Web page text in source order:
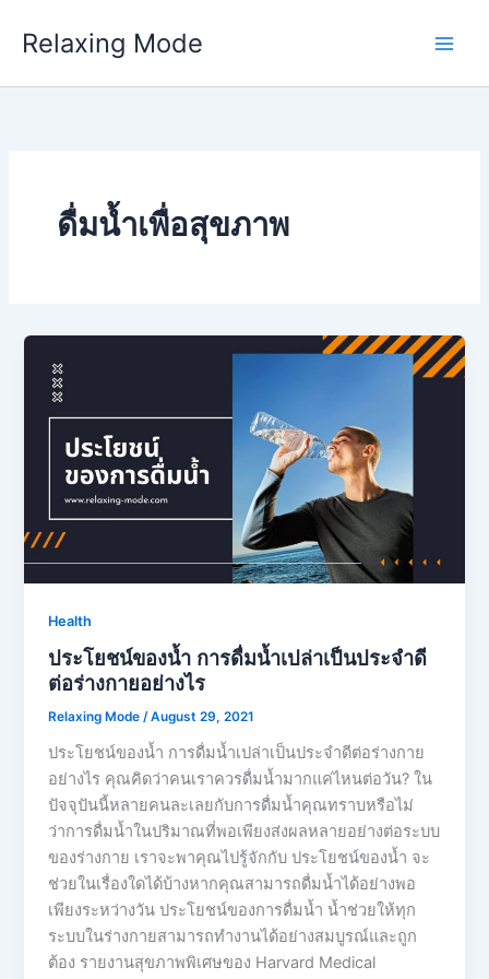
Relaxing Mode
ดื่มน้ำเพื่อสุขภาพ
Health
ประโยชน์ของน้ำ การดื่มน้ำเปล่าเป็นประจำดี
ต่อร่างกายอย่างไร
Relaxing Mode/August 29, 2021
ประโยชน์ของน้ำ การดื่มน้ำเปล่าเป็นประจำดีต่อร่างกาย
อย่างไร คุณคิดว่าคนเราควรดื่มน้ำมากแค่ไหนต่อวัน? ใน
ปัจจุปันนี้หลายคนละเลยกับการดื่มน้ำคุณทราบหรือไม่
ว่าการดื่มน้ำในปริมาณที่พอเพียงส่งผลหลายอย่างต่อระบบ
ของร่างกาย เราจะพาคุณไปรู้จักกับ ประโยชน์ของน้ำ จะ
ช่วยในเรื่องใดได้บ้างหากคุณสามารถดื่มน้ำได้อย่างพอ
เพียงระหว่างวัน ประโยชน์ของการดื่มน้ำ น้ำช่วยให้ทุก
ระบบในร่างกายสามารถทำงานได้อย่างสมบูรณ์และถูก
ต้อง รายงานสุขภาพพิเศษของ Harvard Medical